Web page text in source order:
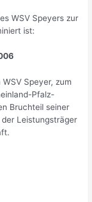
WSV Speyers zur
ist:
Speyer, zum
Pfalz-
Bruchteil seiner
Leistungsträger